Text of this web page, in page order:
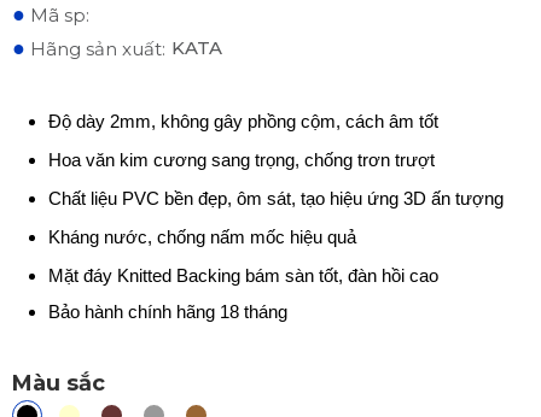
● Mã sp:
● Hãng sản xuất: KATA
Độ dày 2mm, không gây phồng cộm, cách âm tốt
Hoa văn kim cương sang trọng, chống trơn trượt
Chất liệu PVC bền đẹp, ôm sát, tạo hiệu ứng 3D ấn tượng
Kháng nước, chống nấm mốc hiệu quả
Mặt đáy Knitted Backing bám sàn tốt, đàn hồi cao
Bảo hành chính hãng 18 tháng
Màu sắc